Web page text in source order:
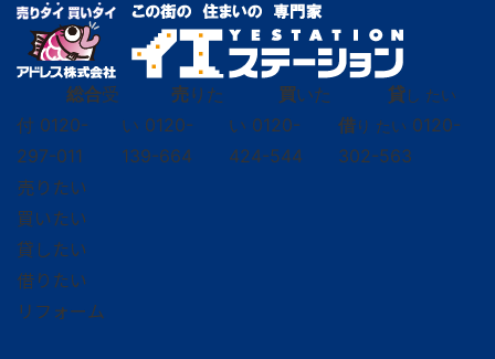
総合受
付 0120-
297-011
売りた
い 0120-
139-664
買いた
い 0120-
424-544
貸し たい
借り たい 0120-
302-563
売りたい
買いたい
貸したい
借りたい
リフォーム